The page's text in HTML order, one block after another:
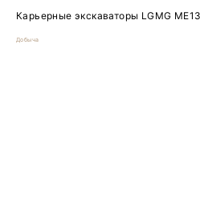
Карьерные экскаваторы LGMG
Добыча